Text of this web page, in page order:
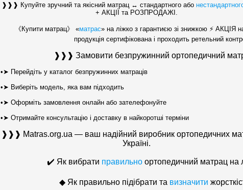
❱❱❱ Купуйте зручний та якісний матрац ↔ стандартного або
+ АКЦІЇ та РОЗПРОДАЖІ.
《Купити матрац》 «матрас» на ліжко з гарантиєю зі знижкою ⚡
продукція сертифікована і проходить ретельний
❱❱❱ Замовити безпружинний ортопедичний
•➤ Перейдіть у каталог безпружинних матраців
•➤ Виберіть модель, яка вам підходить
•➤ Оформіть замовлення онлайн або зателефонуйте
•➤ Отримайте консультацію і доставку в найкоротші терміни
❱❱❱ Matras.org.ua — ваш надійний виробник ортопедичних
Україні.
✔️ Як вибрати правильно ортопедичний матрац на
◆ Як правильно підібрати та визначити